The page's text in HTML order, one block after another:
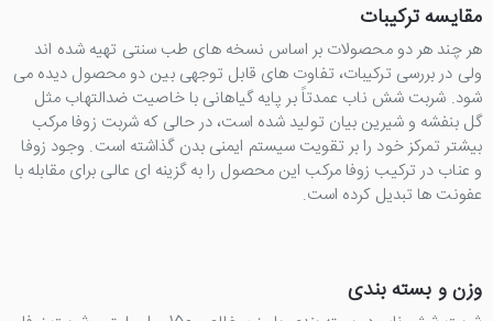
مقایسه ترکیبات
هر چند هر دو محصولات بر اساس نسخه های طب سنتی تهیه شده اند
ولی در بررسی ترکیبات، تفاوت های قابل توجهی بین دو محصول دیده می
شود. شربت شش ناب عمدتاً بر پایه گیاهانی با خاصیت ضدالتهاب مثل
گل بنفشه و شیرین بیان تولید شده است، در حالی که شربت زوفا مرکب
بیشتر تمرکز خود را بر تقویت سیستم ایمنی بدن گذاشته است. وجود زوفا
و عناب در ترکیب زوفا مرکب این محصول را به گزینه ای عالی برای مقابله با
عفونت ها تبدیل کرده است.
وزن و بسته بندی